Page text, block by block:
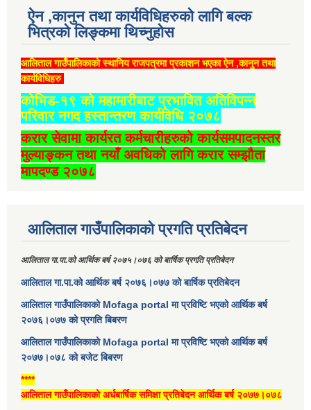
ऐन ,कानुन तथा कार्यविधिहरुको लागि बल्क
भित्रको लिङ्कमा थिच्‍नुहोस
आलिताल गाउँपालिकाको स्थानिय राजपत्रमा प्रकाशन भएका ऐन ,कानुन तथा
कार्यविधिहरु
कोभिड-१९ को महामारीबाट प्रभावित अतिविपन्न
परिवार नगद हस्तान्तरण कार्यविधि २०७८
करार सेवामा कार्यरत कर्मचारीहरुको कार्यसमपादनस्तर
मुल्याङ्कन तथा नयाँ अवधिको लागि करार सम्झौता
मापदण्ड २०७८
आलिताल गाउँपालिकाको प्रगति प्रतिबेदन
आलिताल गा.पा.को आर्थिक बर्ष २०७५।०७६ को बार्षिक प्रगति प्रतिबेदन
आलिताल गा.पा.को आर्थिक बर्ष २०७६।०७७ को बार्षिक प्रतिबेदन
आलिताल गाउँपालिकाको Mofaga portal मा प्रविष्टि भएको आर्थिक बर्ष
२०७६।०७७ को प्रगति बिबरण
आलिताल गाउँपालिकाको Mofaga portal मा प्रविष्टि भएको आर्थिक बर्ष
२०७७।०७८ को बजेट बिबरण
****
आलिताल गाउँपालिकाको अर्धबार्षिक समिक्षा प्रतिबेदन आर्थिक बर्ष २०७७।०७८